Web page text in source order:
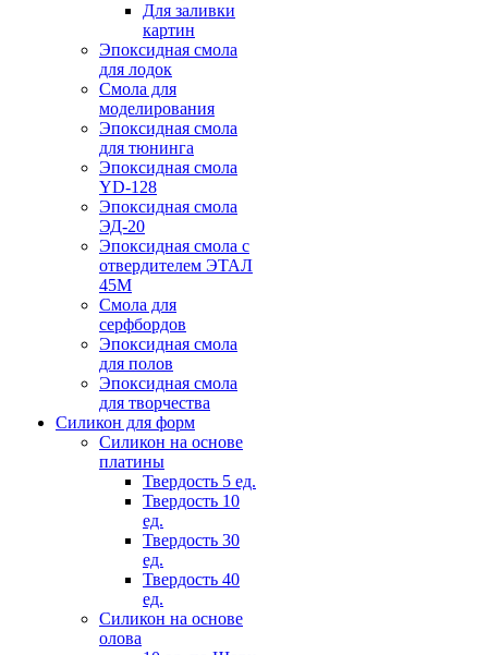
Для заливки
картин
Эпоксидная смола
для лодок
Смола для
моделирования
Эпоксидная смола
для тюнинга
Эпоксидная смола
YD-128
Эпоксидная смола
ЭД-20
Эпоксидная смола с
отвердителем ЭТАЛ
45М
Смола для
серфбордов
Эпоксидная смола
для полов
Эпоксидная смола
для творчества
Силикон для форм
Силикон на основе
платины
Твердость 5 ед.
Твердость 10
ед.
Твердость 30
ед.
Твердость 40
ед.
Силикон на основе
олова